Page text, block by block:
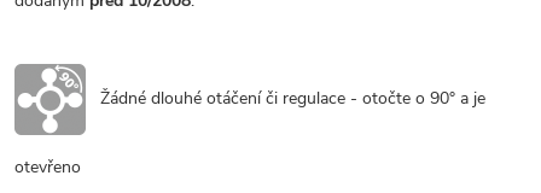
Žádné dlouhé otáčení či regulace - otočte o 90° a je
otevřeno